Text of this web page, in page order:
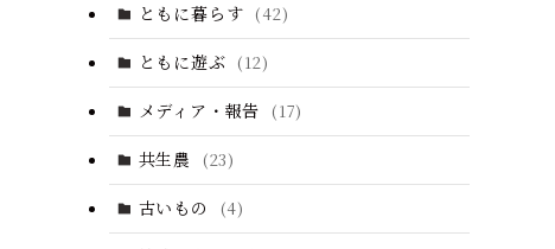
ともに暮らす (42)
ともに遊ぶ (12)
メディア・報告 (17)
共生農 (23)
古いもの (4)